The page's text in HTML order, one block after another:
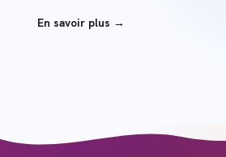
En savoir plus →